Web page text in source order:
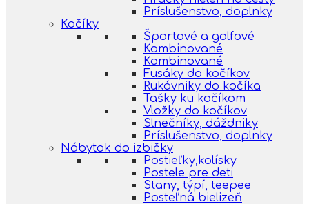
Príslušenstvo, doplnky
Kočíky
Športové a golfové
Kombinované
Kombinované
Fusáky do kočíkov
Rukávniky do kočíka
Tašky ku kočíkom
Vložky do kočíkov
Slnečníky, dáždniky
Príslušenstvo, doplnky
Nábytok do izbičky
Postieľky,kolísky
Postele pre deti
Stany, týpí, teepee
Posteľná bielizeň